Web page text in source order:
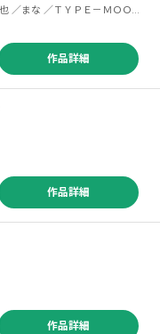
作品詳細
作品詳細
作品詳細